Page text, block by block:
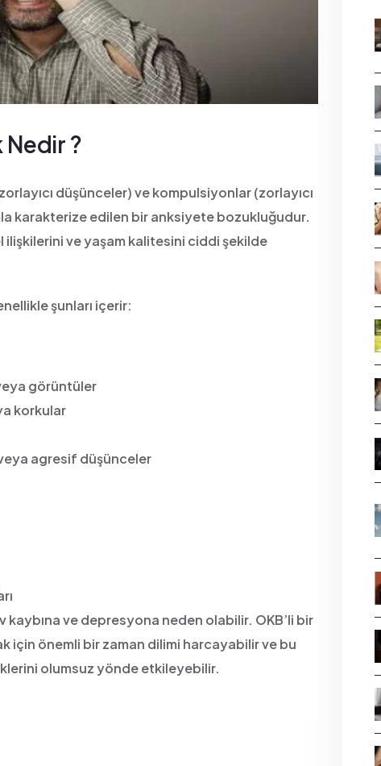
?
düşünceler) ve kompulsiyonlar (zorlayıcı
karakterize edilen bir anksiyete bozukluğudur.
ilişkilerini ve yaşam kalitesini ciddi şekilde
şunları içerir:
görüntüler
korkular
agresif düşünceler
kaybına ve depresyona neden olabilir. OKB’li bir
için önemli bir zaman dilimi harcayabilir ve bu
olumsuz yönde etkileyebilir.